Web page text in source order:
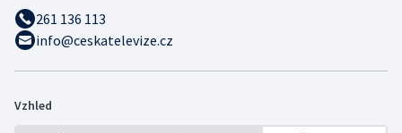
261 136 113
info@ceskatelevize.cz
Vzhled